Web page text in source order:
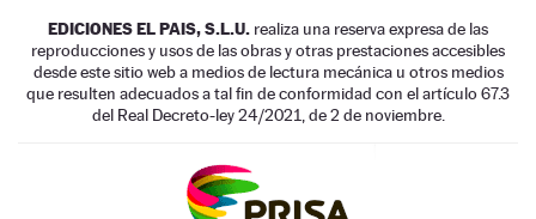
EDICIONES EL PAIS, S.L.U. realiza una reserva expresa de las
reproducciones y usos de las obras y otras prestaciones accesibles
desde este sitio web a medios de lectura mecánica u otros medios
que resulten adecuados a tal fin de conformidad con el artículo 67.3
del Real Decreto-ley 24/2021, de 2 de noviembre.